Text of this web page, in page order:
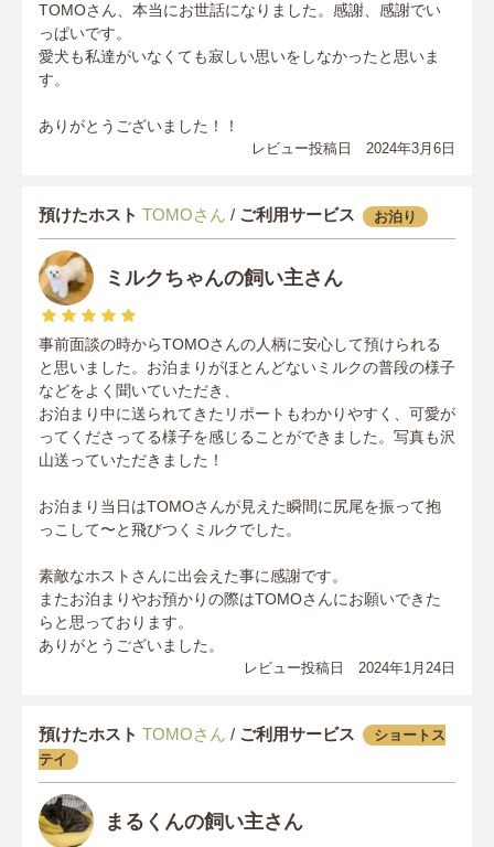
TOMOさん、本当にお世話になりました。感謝、感謝でい
っぱいです。
愛犬も私達がいなくても寂しい思いをしなかったと思いま
す。
ありがとうございました！！
レビュー投稿日 2024年3月6日
預けたホスト TOMOさん / ご利用サービス お泊り
ミルクちゃんの飼い主さん
事前面談の時からTOMOさんの人柄に安心して預けられる
と思いました。お泊まりがほとんどないミルクの普段の様子
などをよく聞いていただき、
お泊まり中に送られてきたリポートもわかりやすく、可愛が
ってくださってる様子を感じることができました。写真も沢
山送っていただきました！
お泊まり当日はTOMOさんが見えた瞬間に尻尾を振って抱
っこして〜と飛びつくミルクでした。
素敵なホストさんに出会えた事に感謝です。
またお泊まりやお預かりの際はTOMOさんにお願いできた
らと思っております。
ありがとうございました。
レビュー投稿日 2024年1月24日
預けたホスト TOMOさん / ご利用サービス
ショートス
テイ
まるくんの飼い主さん